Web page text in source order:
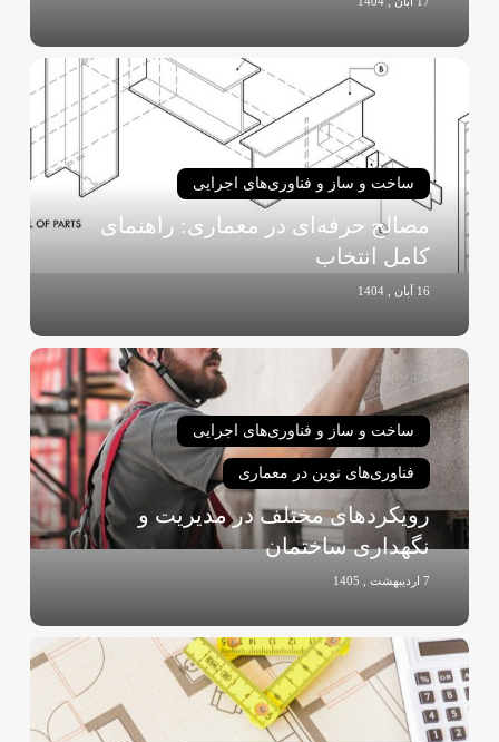
در
معماری:
راهنمای
کامل
ساخت و ساز و فناوری‌های اجرایی
مصالح حرفه‌ای در معماری: راهنمای
کامل انتخاب
16 آبان , 1404
رویکردهای
مختلف
در
مدیریت
نگهداری
ساختمان
ساخت و ساز و فناوری‌های اجرایی
فناوری‌های نوین در معماری
رویکردهای مختلف در مدیریت و
نگهداری ساختمان
7 اردیبهشت , 1405
13
روش
کارامد
برای